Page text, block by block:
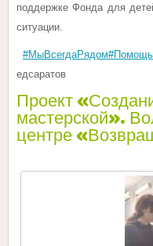
поддержке Фонда для
ситуации.
#МыВсегдаРядом
едсаратов
Проект
мастерской».
центре